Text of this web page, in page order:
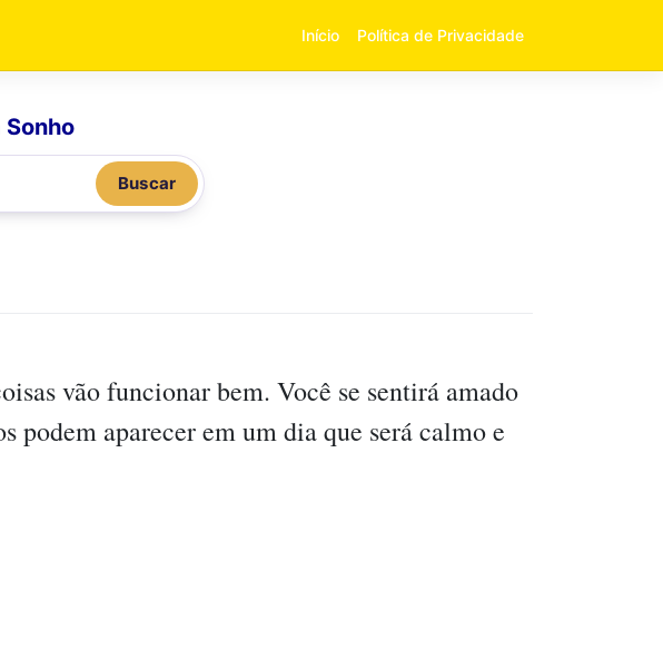
Início Política de Privacidade
Buscar
vão funcionar bem. Você se sentirá amado
podem aparecer em um dia que será calmo e